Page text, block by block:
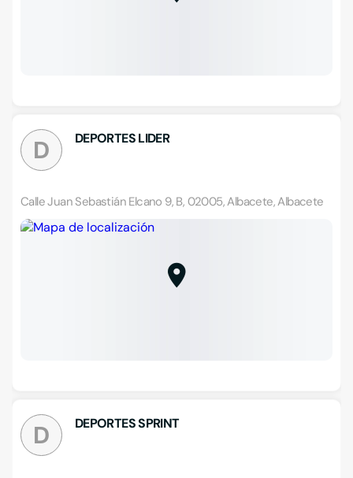
D DEPORTES LIDER
Calle Juan Sebastián Elcano 9, B, 02005, Albacete, Albacete
D DEPORTES SPRINT